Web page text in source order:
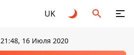
UK
21:48, 16 Июля 2020